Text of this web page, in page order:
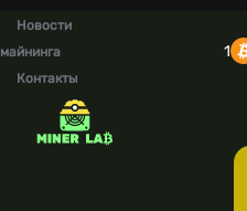
Новости
майнинга
Контакты
1